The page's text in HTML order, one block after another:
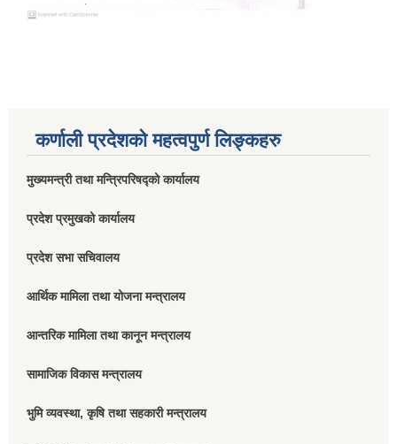
कर्णाली प्रदेशको महत्वपुर्ण लिङ्कहरु
मुख्यमन्त्री तथा मन्त्रिपरिषद्को कार्यालय
प्रदेश प्रमुखको कार्यालय
प्रदेश सभा सचिवालय
आर्थिक मामिला तथा योजना मन्त्रालय
आन्तरिक मामिला तथा कानून मन्त्रालय
सामाजिक विकास मन्त्रालय
भुमि व्यवस्था, कृषि तथा सहकारी मन्त्रालय